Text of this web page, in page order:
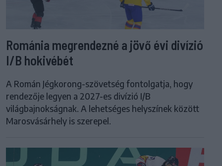
Románia megrendezné a jövő évi divízió
I/B hokivébét
A Román Jégkorong-szövetség fontolgatja, hogy
rendezője legyen a 2027-es divízió I/B
világbajnokságnak. A lehetséges helyszínek között
Marosvásárhely is szerepel.